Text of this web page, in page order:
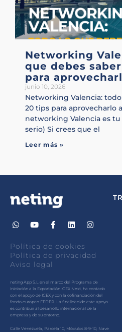
Networking
que debes
para
junio 10, 2026
Networking Valencia:
20 tips para aprovecharlo
networking Valencia es tu
serio) Si crees que el
Leer más »
Política de cookies
Política de privacidad
Aviso legal
neting App S.L en el marco del Programa de
Iniciación a la Exportación ICEX Next, ha contado
con el apoyo de ICEX y con la cofinanciación del
fondo europeo FEDER. La finalidad de este apoyo
es contribuir al desarrollo internacional de la
empresa y de su entorno.
Calle Venezuela, Parcela 10, Módulos 8-9-10, Nave